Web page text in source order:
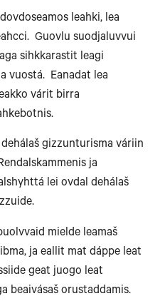
leahki, lea
Guovlu suodjaluvvui
sihkkarastit leagi
vuostá. Eanadat lea
várit birra
gizzunturisma váriin
ja
lei ovdal dehálaš
mielde leamaš
ja eallit mat dáppe leat
geat juogo leat
beaivásaš orustaddamis.